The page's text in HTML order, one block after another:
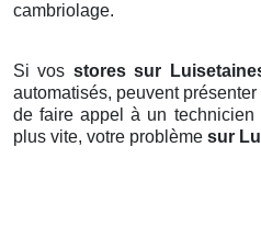
cambriolage.
Si vos stores sur
automatisés, peuvent
de faire appel à un technicien
plus vite, votre problème sur